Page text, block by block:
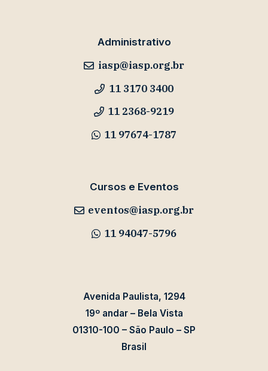
Administrativo
iasp@iasp.org.br
11 3170 3400
11 2368-9219
11 97674-1787
Cursos e Eventos
eventos@iasp.org.br
11 94047-5796
Avenida Paulista, 1294
19º andar – Bela Vista
01310-100 – São Paulo – SP
Brasil